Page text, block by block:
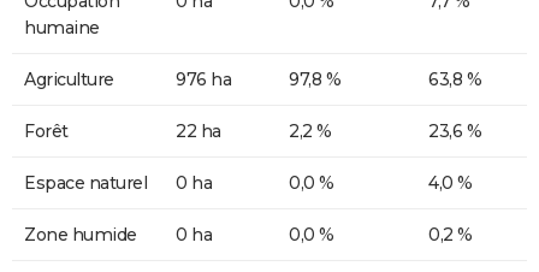
humaine
Agriculture 976 ha 97,8 % 63,8 %
Forêt 22 ha 2,2 % 23,6 %
Espace naturel 0 ha 0,0 % 4,0 %
Zone humide 0 ha 0,0 % 0,2 %